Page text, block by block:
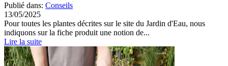
Publié dans: Conseils
13/05/2025
Pour toutes les plantes décrites sur le site du Jardin d'Eau, nous
indiquons sur la fiche produit une notion de...
Lire la suite